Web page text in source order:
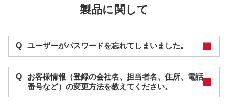
製品に関して
Q ユーザーがパスワードを忘れてしまいました。
Q
お客様情報（登録の会社名、担当者名、住所、電話
番号など）の変更⽅法を教えてください。